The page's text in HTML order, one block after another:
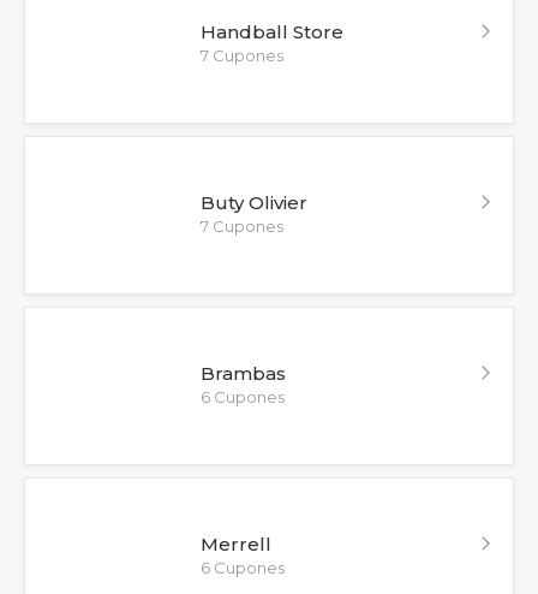
Handball Store
7 Cupones
Buty Olivier
7 Cupones
Brambas
6 Cupones
Merrell
6 Cupones